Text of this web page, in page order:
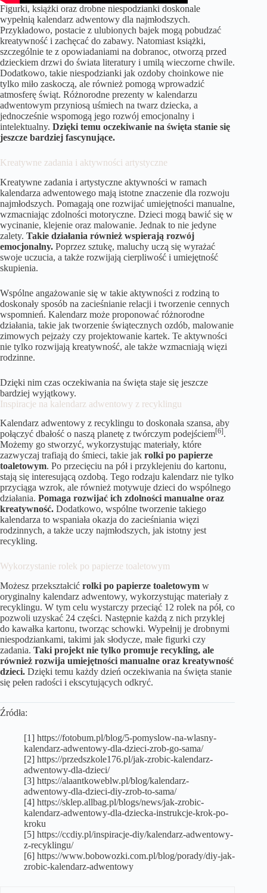
Figurki, książki oraz drobne niespodzianki doskonale
wypełnią kalendarz adwentowy dla najmłodszych.
Przykładowo, postacie z ulubionych bajek mogą pobudzać
kreatywność i zachęcać do zabawy. Natomiast książki,
szczególnie te z opowiadaniami na dobranoc, otworzą przed
dzieckiem drzwi do świata literatury i umilą wieczorne chwile.
Dodatkowo, takie niespodzianki jak ozdoby choinkowe nie
tylko miło zaskoczą, ale również pomogą wprowadzić
atmosferę świąt. Różnorodne prezenty w kalendarzu
adwentowym przyniosą uśmiech na twarz dziecka, a
jednocześnie wspomogą jego rozwój emocjonalny i
intelektualny. Dzięki temu oczekiwanie na święta stanie się
jeszcze bardziej fascynujące.
Kreatywne zadania i aktywności artystyczne
Kreatywne zadania i artystyczne aktywności w ramach
kalendarza adwentowego mają istotne znaczenie dla rozwoju
najmłodszych. Pomagają one rozwijać umiejętności manualne,
wzmacniając zdolności motoryczne. Dzieci mogą bawić się w
wycinanie, klejenie oraz malowanie. Jednak to nie jedyne
zalety. Takie działania również wspierają rozwój
emocjonalny. Poprzez sztukę, maluchy uczą się wyrażać
swoje uczucia, a także rozwijają cierpliwość i umiejętność
skupienia.
Wspólne angażowanie się w takie aktywności z rodziną to
doskonały sposób na zacieśnianie relacji i tworzenie cennych
wspomnień. Kalendarz może proponować różnorodne
działania, takie jak tworzenie świątecznych ozdób, malowanie
zimowych pejzaży czy projektowanie kartek. Te aktywności
nie tylko rozwijają kreatywność, ale także wzmacniają więzi
rodzinne.
Dzięki nim czas oczekiwania na święta staje się jeszcze
bardziej wyjątkowy.
Inspiracje na kalendarz adwentowy z recyklingu
Kalendarz adwentowy z recyklingu to doskonała szansa, aby
połączyć dbałość o naszą planetę z twórczym podejściem[6].
Możemy go stworzyć, wykorzystując materiały, które
zazwyczaj trafiają do śmieci, takie jak rolki po papierze
toaletowym. Po przecięciu na pół i przyklejeniu do kartonu,
stają się interesującą ozdobą. Tego rodzaju kalendarz nie tylko
przyciąga wzrok, ale również motywuje dzieci do wspólnego
działania. Pomaga rozwijać ich zdolności manualne oraz
kreatywność. Dodatkowo, wspólne tworzenie takiego
kalendarza to wspaniała okazja do zacieśniania więzi
rodzinnych, a także uczy najmłodszych, jak istotny jest
recykling.
Wykorzystanie rolek po papierze toaletowym
Możesz przekształcić rolki po papierze toaletowym w
oryginalny kalendarz adwentowy, wykorzystując materiały z
recyklingu. W tym celu wystarczy przeciąć 12 rolek na pół, co
pozwoli uzyskać 24 części. Następnie każdą z nich przyklej
do kawałka kartonu, tworząc schowki. Wypełnij je drobnymi
niespodziankami, takimi jak słodycze, małe figurki czy
zadania. Taki projekt nie tylko promuje recykling, ale
również rozwija umiejętności manualne oraz kreatywność
dzieci. Dzięki temu każdy dzień oczekiwania na święta stanie
się pełen radości i ekscytujących odkryć.
Źródła:
[1] https://fotobum.pl/blog/5-pomyslow-na-wlasny-
kalendarz-adwentowy-dla-dzieci-zrob-go-sama/
[2] https://przedszkole176.pl/jak-zrobic-kalendarz-
adwentowy-dla-dzieci/
[3] https://alaantkoweblw.pl/blog/kalendarz-
adwentowy-dla-dzieci-diy-zrob-to-sama/
[4] https://sklep.allbag.pl/blogs/news/jak-zrobic-
kalendarz-adwentowy-dla-dziecka-instrukcje-krok-po-
kroku
[5] https://ccdiy.pl/inspiracje-diy/kalendarz-adwentowy-
z-recyklingu/
[6] https://www.bobowozki.com.pl/blog/porady/diy-jak-
zrobic-kalendarz-adwentowy